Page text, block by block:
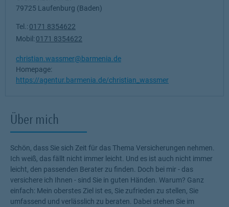
Über mich
Schön, dass Sie sich Zeit für das Thema Versicherungen nehmen.
Ich weiß, das fällt nicht immer leicht. Und es ist auch nicht immer
leicht, den passenden Berater zu finden. Doch bei mir - das
versichere ich Ihnen - sind Sie in guten Händen. Warum? Ganz
einfach: Mein oberstes Ziel ist es, Sie zufrieden zu stellen, Sie
umfassend und verlässlich zu beraten. Dabei stehen Sie im
79725 Laufenburg (Baden)
Tel.: 0171 8354622
Mobil: 0171 8354622
christian.wassmer@barmenia.de
Homepage:
https://agentur.barmenia.de/christian_wassmer